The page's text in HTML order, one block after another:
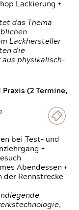
Lackierung +
das Thema
Lackhersteller
die
aus physikalisch-
(2 Termine,
bei Test- und
+
Abendessen +
der Rennstrecke